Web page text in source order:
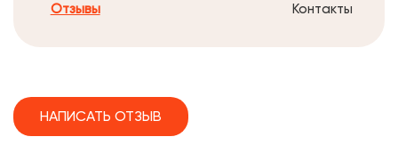
Отзывы Контакты
НАПИСАТЬ ОТЗЫВ